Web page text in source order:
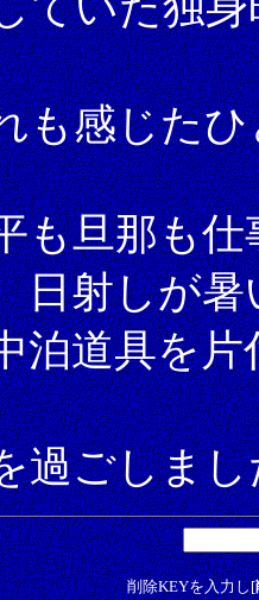
も感じた
も旦那も仕
日射しが
泊道具を
過ごしまし
削除KEYを入力し[